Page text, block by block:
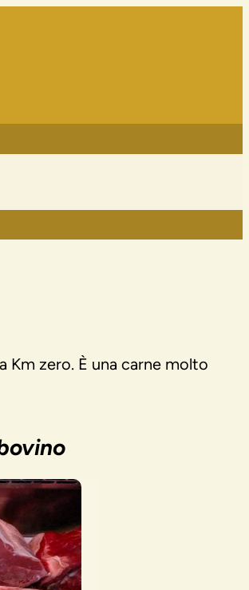
Km zero. È una carne molto